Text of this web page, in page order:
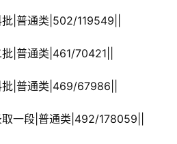
|普通类|502/119549||
|普通类|461/70421||
|普通类|469/67986||
一段|普通类|492/178059||